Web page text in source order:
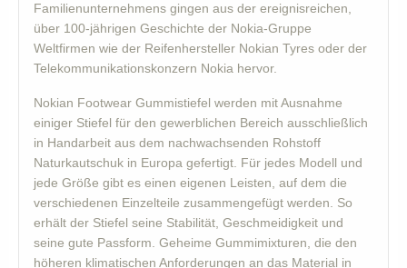
Familienunternehmens gingen aus der ereignisreichen,
über 100-jährigen Geschichte der Nokia-Gruppe
Weltfirmen wie der Reifenhersteller Nokian Tyres oder der
Telekommunikationskonzern Nokia hervor.
Nokian Footwear Gummistiefel werden mit Ausnahme
einiger Stiefel für den gewerblichen Bereich ausschließlich
in Handarbeit aus dem nachwachsenden Rohstoff
Naturkautschuk in Europa gefertigt. Für jedes Modell und
jede Größe gibt es einen eigenen Leisten, auf dem die
verschiedenen Einzelteile zusammengefügt werden. So
erhält der Stiefel seine Stabilität, Geschmeidigkeit und
seine gute Passform. Geheime Gummimixturen, die den
höheren klimatischen Anforderungen an das Material in